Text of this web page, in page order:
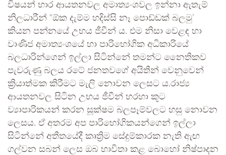
විෂයන් භාර ආයතනවල අමාත්‍යංශවල ඉන්නා ඇතැම්
නිලධාරීන් “ඕක දැම්ම හදිස්සි නෑ පොඩ්ඩක් බලමු’
කියන පන්නයේ උභය ජීවීන්‍ ය. එම නිසා වෙළඳ හා
වාණිජ අමාත්‍යංශයේ හා පාරිභෝගික අධිකාරියේ
බලධාරින්ගෙන් ඉල්ලා සිටින්නේ තමන්ට නෛතිකව
පැවරුණු බලය රටේ ජනතවගේ අයිතීන් වෙනුවෙන්
ක්‍රියාත්මක කිරීමට මැලි නොවන ලෙසට ය.රාජ්‍ය
ආයතනවල සිටින උභය ජීවීන් හරහා කූට
ව්‍යාපාරිකයන් කරන සූක්ෂම බලපෑම්වලට හසු නොවන
ලෙසය. ඒ අතරම අප පාරිභෝගිකයන්ගෙන් ඉල්ලා
සිටින්නේ අතීතයේදී කෘත්‍රිම සේදුම්කාරක නැති ඇඟ
ගල්වන සබන් ලෙස ඔබ භාවිතා කළ බොහෝ නිෂ්පාදන